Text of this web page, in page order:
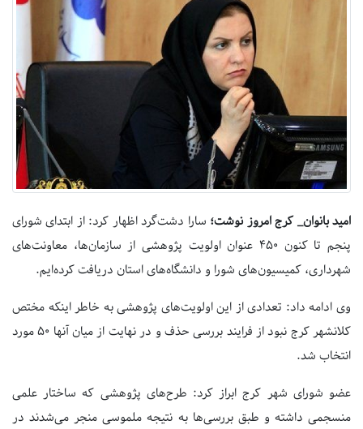
امید بانوان_ کرج امروز نوشت؛ سارا دشت‌گرد اظهار کرد: از ابتدای شورای
پنجم تا کنون ۴۵۰ عنوان اولویت پژوهشی از سازمان‌ها، معاونت‌های
شهرداری، کمیسیون‌های شورا و دانشگاه‌های استان دریافت کرده‌ایم.
وی ادامه داد: تعدادی از این اولویت‌های پژوهشی به خاطر اینکه مختص
کلانشهر کرج نبود از فرایند بررسی حذف و در نهایت از میان آنها ۵۰ مورد
انتخاب شد.
عضو شورای شهر کرج ابراز کرد: طرح‌های پژوهشی که ساختار علمی
منسجمی داشته و طبق بررسی‌ها به نتیجه ملموسی منجر می‌شدند در